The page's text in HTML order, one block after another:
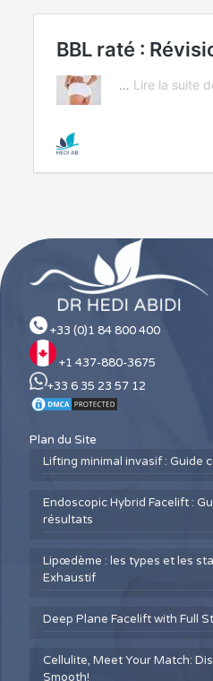
+33 (0)1 84 800 400
+1 437-880-3675
+33 6 35 23 57 12
Plan du Site
Lifting minimal invasif : Guide
Endoscopic Hybrid Facelift :
résultats
Lipœdème : les types et les
Exhaustif
Deep Plane Facelift with Full
Cellulite, Meet Your Match:
Smooth!